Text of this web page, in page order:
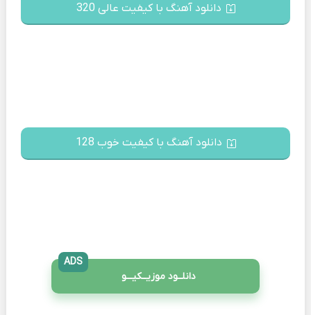
دانلود آهنگ با کیفیت عالی 320
دانلود آهنگ با کیفیت خوب 128
دانلــود موزیــکیـــو
ADS